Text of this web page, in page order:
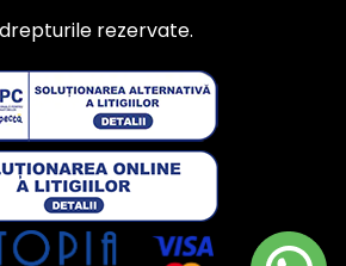
rezervate.